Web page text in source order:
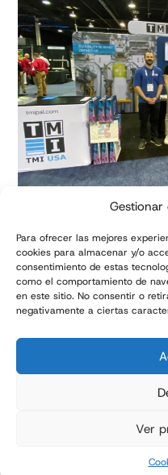
Gestionar
Para ofrecer las mejores
cookies para almacenar y/o
consentimiento de estas
como el comportamiento de
en este sitio. No consentir o
negativamente a ciertas
Ver